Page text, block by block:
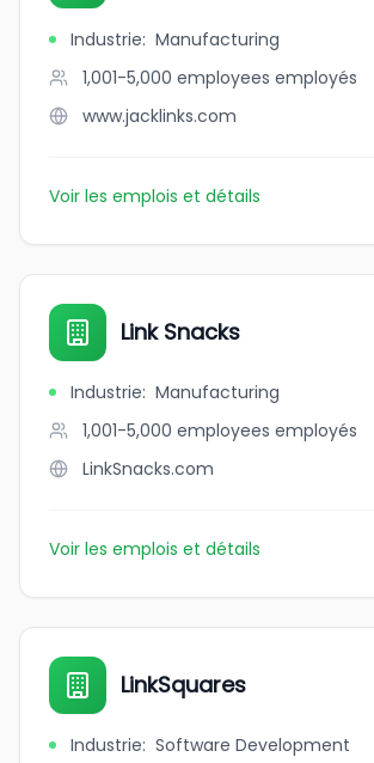
Industrie: Manufacturing
1,001-5,000 employees employés
www.jacklinks.com
Voir les emplois et détails
Link Snacks
Industrie: Manufacturing
1,001-5,000 employees employés
LinkSnacks.com
Voir les emplois et détails
LinkSquares
Industrie: Software Development